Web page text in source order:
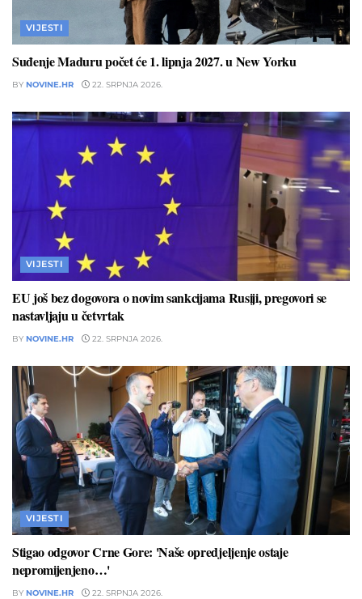
VIJESTI
Suđenje Maduru počet će 1. lipnja 2027. u New Yorku
BY NOVINE.HR 22. SRPNJA 2026.
VIJESTI
EU još bez dogovora o novim sankcijama Rusiji, pregovori se
nastavljaju u četvrtak
BY NOVINE.HR 22. SRPNJA 2026.
VIJESTI
Stigao odgovor Crne Gore: 'Naše opredjeljenje ostaje
nepromijenjeno…'
BY NOVINE.HR 22. SRPNJA 2026.